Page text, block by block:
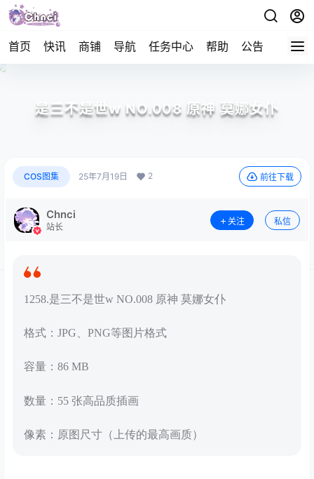
首页 快讯 商铺 导航 任务中心 帮助 公告 APP下
是三不是世w NO.008 原神 莫娜女仆
COS图集 25年7月19日 2 前往下载
Chnci
站长
关注 私信
1258.是三不是世w NO.008 原神 莫娜女仆
格式：JPG、PNG等图片格式
容量：86 MB
数量：55 张高品质插画
像素：原图尺寸（上传的最高画质）